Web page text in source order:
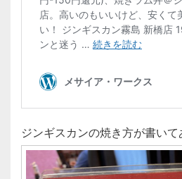
ジンギスカンの焼き方が書いて